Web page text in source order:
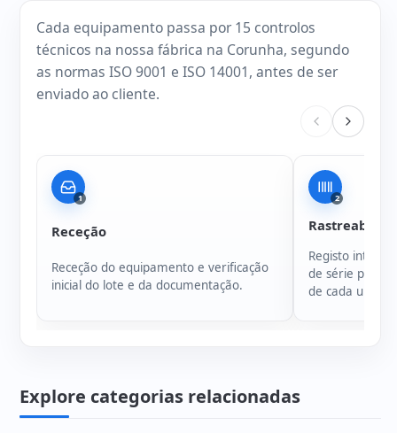
Cada equipamento passa por 15 controlos
técnicos na nossa fábrica na Corunha, segundo
as normas ISO 9001 e ISO 14001, antes de ser
enviado ao cliente.
1
Receção
Receção do equipamento e verificação
inicial do lote e da documentação.
2
Registo
de série para
de cada
Explore categorias relacionadas